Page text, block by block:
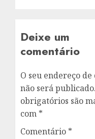
Deixe um
comentário
O seu endereço
não será publicado.
obrigatórios são
com *
Comentário *